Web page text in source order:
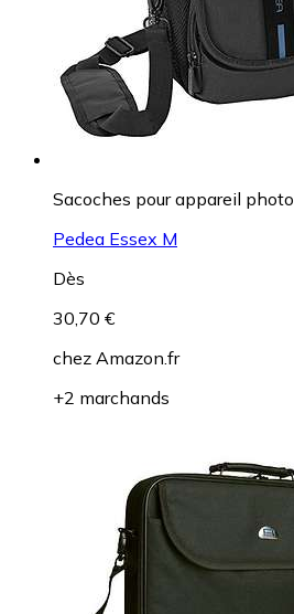
Sacoches pour appareil photo
Pedea Essex M
Dès
30,70 €
chez Amazon.fr
+2 marchands